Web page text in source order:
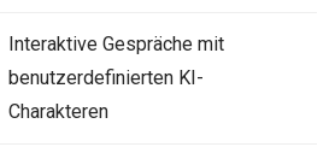
Interaktive Gespräche mit
benutzerdefinierten KI-
Charakteren